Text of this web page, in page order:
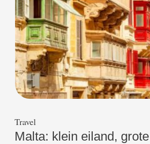
Travel
Malta: klein eiland, grote